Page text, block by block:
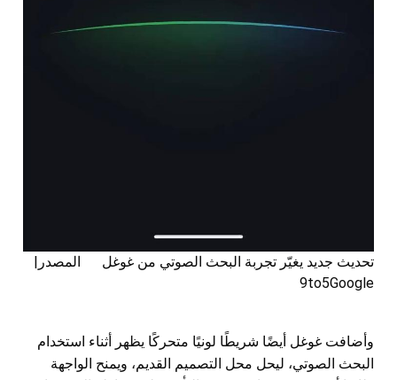
تحديث جديد يغيّر تجربة البحث الصوتي من غوغل المصدر|
9to5Google
وأضافت غوغل أيضًا شريطًا لونيًا متحركًا يظهر أثناء استخدام
البحث الصوتي، ليحل محل التصميم القديم، ويمنح الواجهة